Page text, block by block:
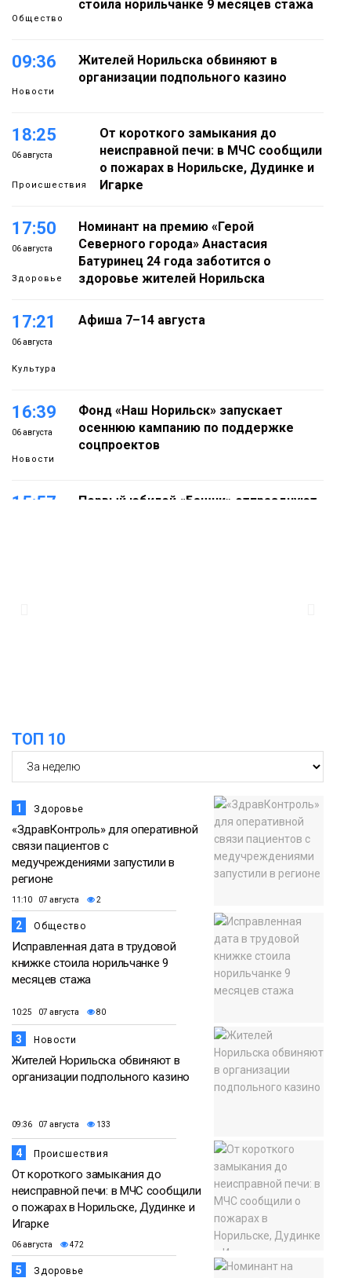
Общество
стоила норильчанке 9 месяцев стажа
09:36
Новости
Жителей Норильска обвиняют в
организации подпольного казино
18:25
06 августа
Происшествия
От короткого замыкания до
неисправной печи: в МЧС сообщили
о пожарах в Норильске, Дудинке и
Игарке
17:50
06 августа
Здоровье
Номинант на премию «Герой
Северного города» Анастасия
Батуринец 24 года заботится о
здоровье жителей Норильска
17:21
06 августа
Культура
Афиша 7–14 августа
16:39
06 августа
Новости
Фонд «Наш Норильск» запускает
осеннюю кампанию по поддержке
соцпроектов
15:57
Первый юбилей «Башни» отпразднуют
Путорана
ТОП 10
1 Здоровье
«ЗдравКонтроль» для оперативной
связи пациентов с
медучреждениями запустили в
регионе
11:10 07 августа 2
2 Общество
Исправленная дата в трудовой
книжке стоила норильчанке 9
месяцев стажа
10:25 07 августа 80
3 Новости
Жителей Норильска обвиняют в
организации подпольного казино
09:36 07 августа 133
4 Происшествия
От короткого замыкания до
неисправной печи: в МЧС сообщили
о пожарах в Норильске, Дудинке и
Игарке
06 августа 472
5 Здоровье